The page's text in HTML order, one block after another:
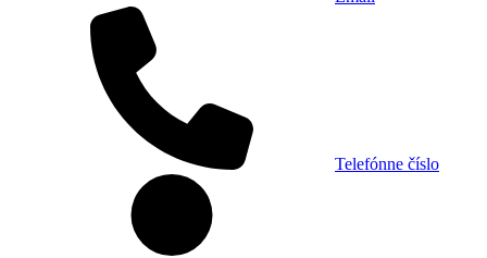
Telefónne číslo